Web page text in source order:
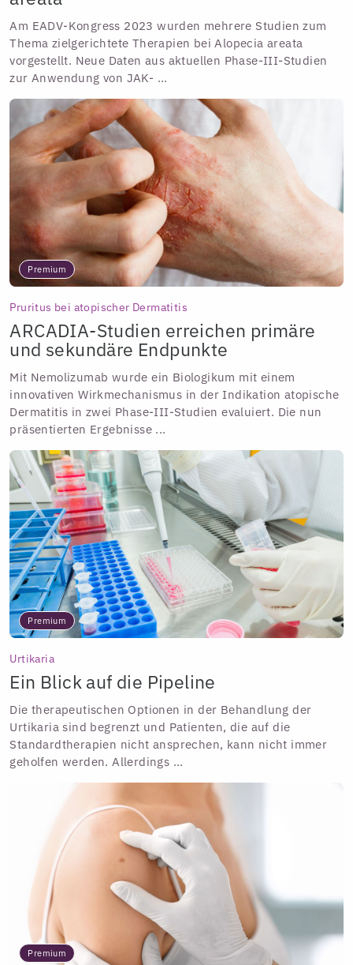
Am EADV-Kongress 2023 wurden mehrere Studien zum
Thema zielgerichtete Therapien bei Alopecia areata
vorgestellt. Neue Daten aus aktuellen Phase-III-Studien
zur Anwendung von JAK- ...
Premium
Pruritus bei atopischer Dermatitis
ARCADIA-Studien erreichen primäre
und sekundäre Endpunkte
Mit Nemolizumab wurde ein Biologikum mit einem
innovativen Wirkmechanismus in der Indikation atopische
Dermatitis in zwei Phase-III-Studien evaluiert. Die nun
präsentierten Ergebnisse ...
Premium
Urtikaria
Ein Blick auf die Pipeline
Die therapeutischen Optionen in der Behandlung der
Urtikaria sind begrenzt und Patienten, die auf die
Standardtherapien nicht ansprechen, kann nicht immer
geholfen werden. Allerdings ...
Premium